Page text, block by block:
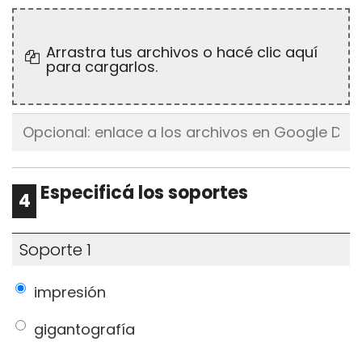
Arrastra tus archivos o hacé clic aquí
para cargarlos.
4 Especificá los soportes
Soporte 1
impresión
gigantografía